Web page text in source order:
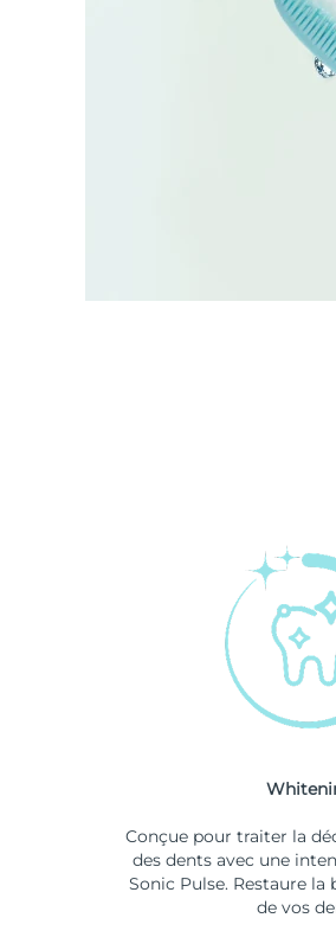
Conçue pour traiter la
des dents avec une
Sonic Pulse. Restaure
de vos